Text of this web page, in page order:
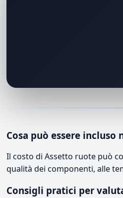
Cosa può essere incluso
Il costo di Assetto ruote può
qualità dei componenti, alle
Consigli pratici per